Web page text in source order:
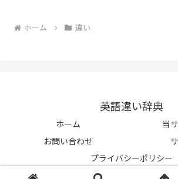
ホーム 違い
英語違い辞典
ホーム
当
お問い合わせ
プライバシーポリシー